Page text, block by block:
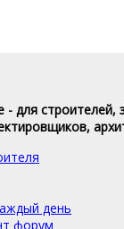
- для строителей,
день
форум